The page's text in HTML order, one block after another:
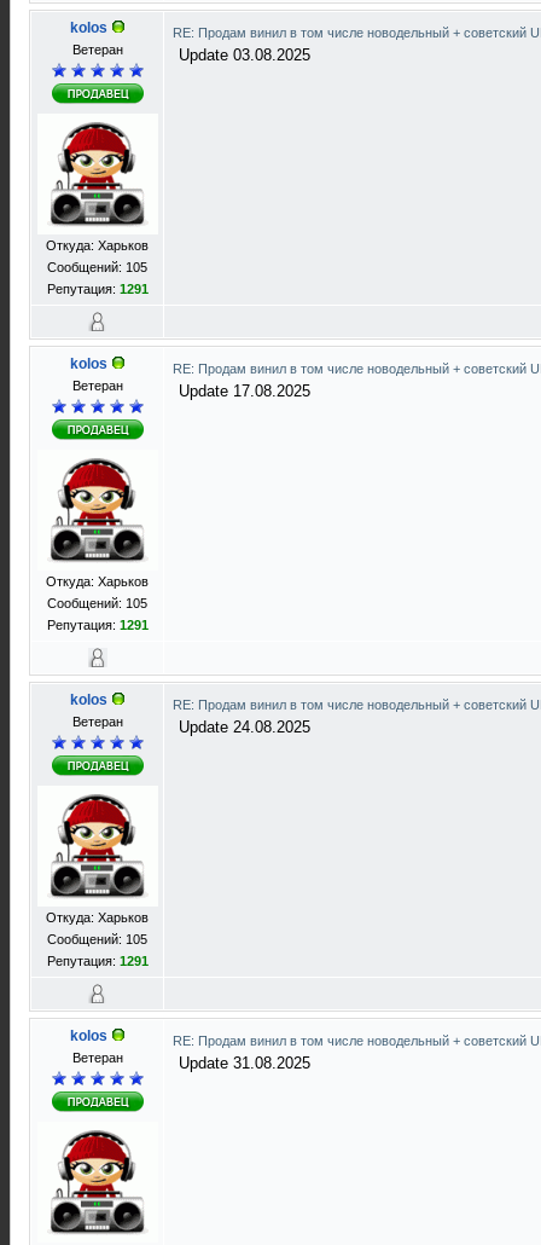
kolos
Ветеран
Откуда: Харьков
Сообщений: 105
Репутация: 1291
RE: Продам винил в том числе новодельный + советский
Update 03.08.2025
kolos
Ветеран
Откуда: Харьков
Сообщений: 105
Репутация: 1291
RE: Продам винил в том числе новодельный + советский
Update 17.08.2025
kolos
Ветеран
Откуда: Харьков
Сообщений: 105
Репутация: 1291
RE: Продам винил в том числе новодельный + советский
Update 24.08.2025
kolos
Ветеран
RE: Продам винил в том числе новодельный + советский
Update 31.08.2025